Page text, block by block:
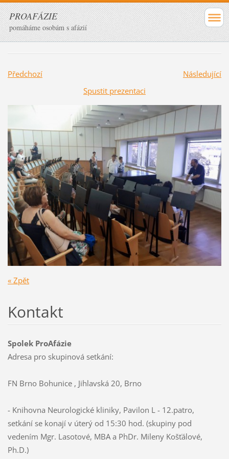
PROAFÁZIE
pomáháme osobám s afázií
Předchozí
Následující
Spustit prezentaci
« Zpět
Kontakt
Spolek ProAfázie
Adresa pro skupinová setkání:
FN Brno Bohunice , Jihlavská 20, Brno
- Knihovna Neurologické kliniky, Pavilon L - 12.patro,
setkání se konají v úterý od 15:30 hod. (skupiny pod
vedením Mgr. Lasotové, MBA a PhDr. Mileny Košťálové,
Ph.D.)